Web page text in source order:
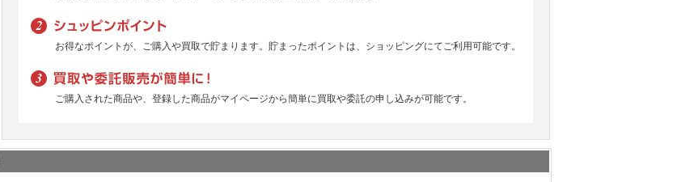
お得なポイントが、ご購入や買取で貯まります。貯まったポイントは、ショッピングにてご利用可能です。
ご購入された商品や、登録した商品がマイページから簡単に買取や委託の申し込みが可能です。